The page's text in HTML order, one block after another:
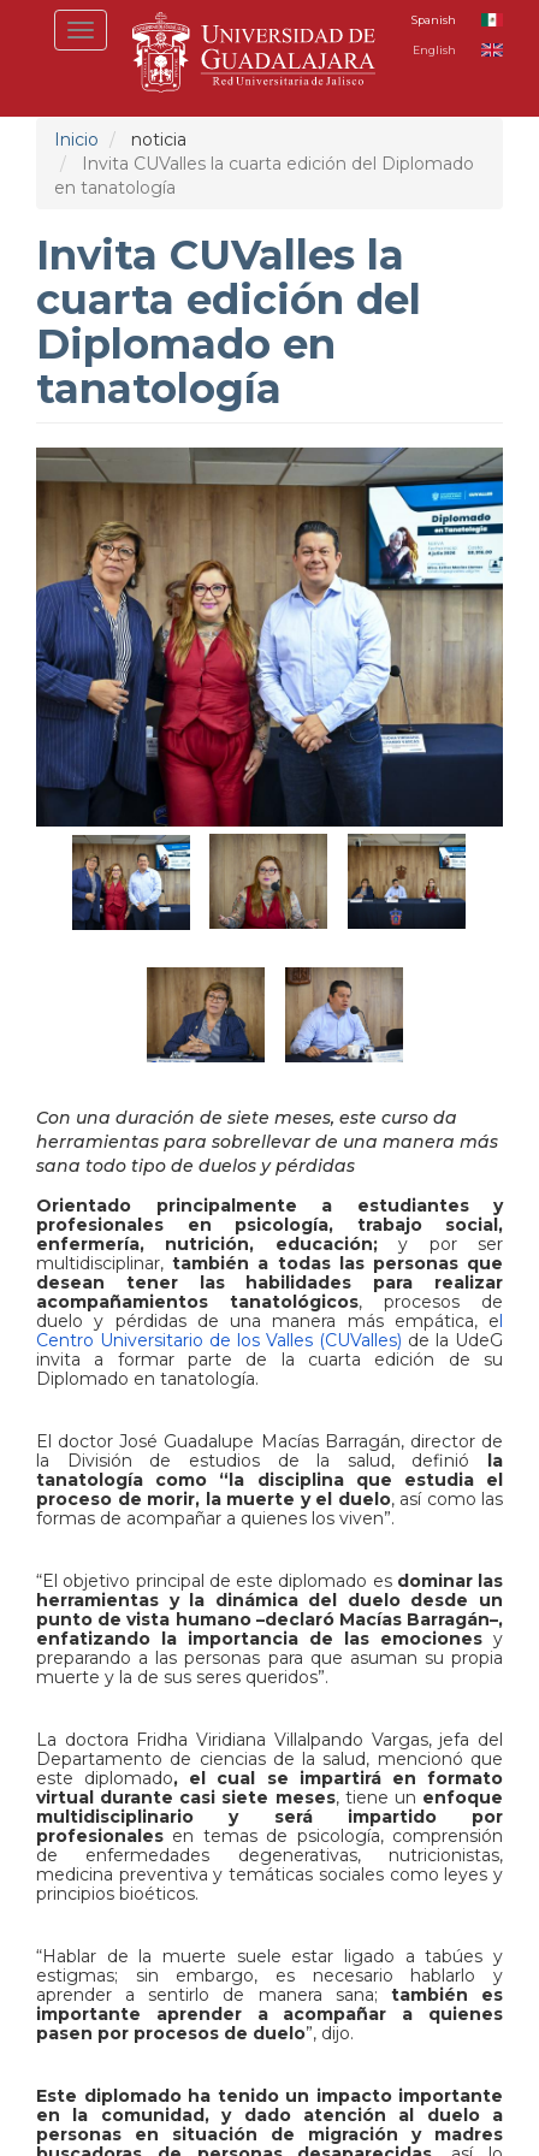
Toggle
navigation
Spanish
English
Inicio
noticia
Invita CUValles la cuarta edición del Diplomado
en tanatología
Invita CUValles la
cuarta edición del
Diplomado en
tanatología
Con una duración de siete meses, este curso da
herramientas para sobrellevar de una manera más
sana todo tipo de duelos y pérdidas
Orientado principalmente a estudiantes y
profesionales en psicología, trabajo social,
enfermería, nutrición, educación;y por ser
multidisciplinar,también a todas las personas que
desean tener las habilidades para realizar
acompañamientos tanatológicos, procesos de
duelo y pérdidas de una manera más empática, el
Centro Universitario de los Valles (CUValles) de la UdeG
invita a formar parte de la cuarta edición de su
Diplomado en tanatología.
El doctor José Guadalupe Macías Barragán, director de
la División de estudios de la salud, definió la
tanatología como “la disciplina que estudia el
proceso de morir, la muerte y el duelo, así como las
formas de acompañar a quienes los viven”.
“El objetivo principal de este diplomado es dominar las
herramientas y la dinámica del duelo desde un
punto de vista humano –declaró Macías Barragán–,
enfatizando la importancia de las emociones y
preparando a las personas para que asuman su propia
muerte y la de sus seres queridos”.
La doctora Fridha Viridiana Villalpando Vargas, jefa del
Departamento de ciencias de la salud, mencionó que
este diplomado, el cual se impartirá en formato
virtual durante casi siete meses, tiene un enfoque
multidisciplinario y será impartido por
profesionales en temas de psicología, comprensión
de enfermedades degenerativas, nutricionistas,
medicina preventiva y temáticas sociales como leyes y
principios bioéticos.
“Hablar de la muerte suele estar ligado a tabúes y
estigmas; sin embargo, es necesario hablarlo y
aprender a sentirlo de manera sana; también es
importante aprender a acompañar a quienes
pasen por procesos de duelo”, dijo.
Este diplomado ha tenido un impacto importante
en la comunidad, y dado atención al duelo a
personas en situación de migración y madres